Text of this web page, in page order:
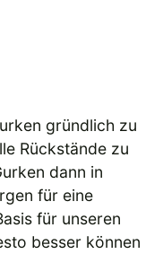
gründlich zu
Rückstände zu
dann in
für eine
für unseren
besser können